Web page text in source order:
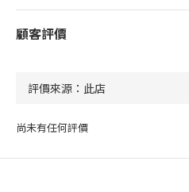
顧客評價
尚未有任何評價